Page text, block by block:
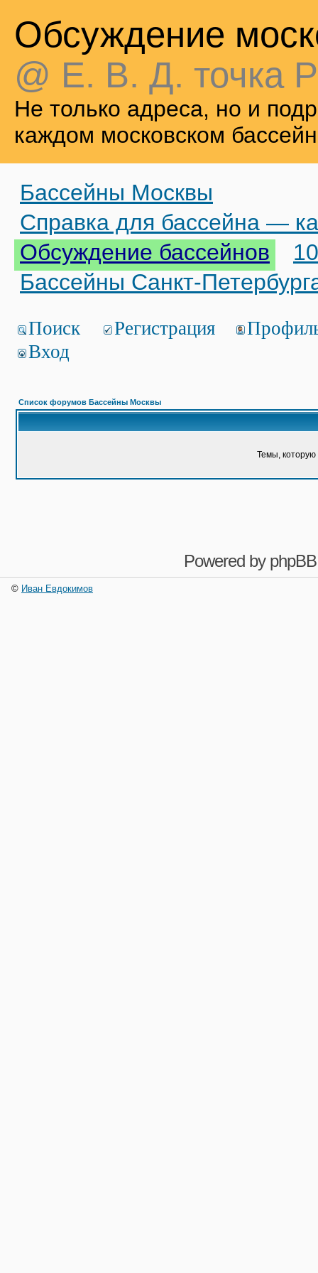
Обсуждение
@ Е. В. Д. точка
Не только адреса, но и
каждом московском
Бассейны Москвы
Справка для бассейна —
Обсуждение бассейнов
Бассейны Санкт-
Поиск Регистрация
Вход
Список форумов Бассейны Москвы
Темы, которую
Powered by phpBB
© Иван Евдокимов